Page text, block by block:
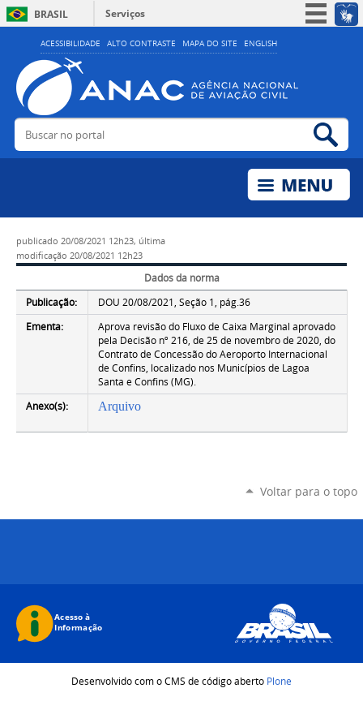
ACESSIBILIDADE ALTO CONTRASTE MAPA DO SITE ENGLISH
BRASIL
Serviços
Simplifique!
Acesso à informação
Legislação
Buscar no portal
publicado 20/08/2021 12h23, última
modificação 20/08/2021 12h23
Dados da norma
Publicação:
DOU 20/08/2021, Seção 1, pág.36
Ementa:
Aprova revisão do Fluxo de Caixa Marginal aprovado
pela Decisão nº 216, de 25 de novembro de 2020, do
Contrato de Concessão do Aeroporto Internacional
de Confins, localizado nos Municípios de Lagoa
Santa e Confins (MG).
Anexo(s):
Arquivo
Voltar para o topo
Desenvolvido com o CMS de código aberto Plone